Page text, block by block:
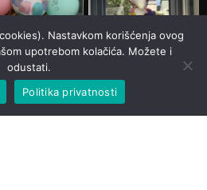
Nastavkom korišćenja ovog
upotrebom kolačića. Možete i
odustati.
Politika privatnosti